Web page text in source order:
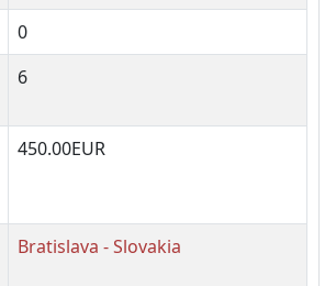
0
6
450.00EUR
Bratislava - Slovakia